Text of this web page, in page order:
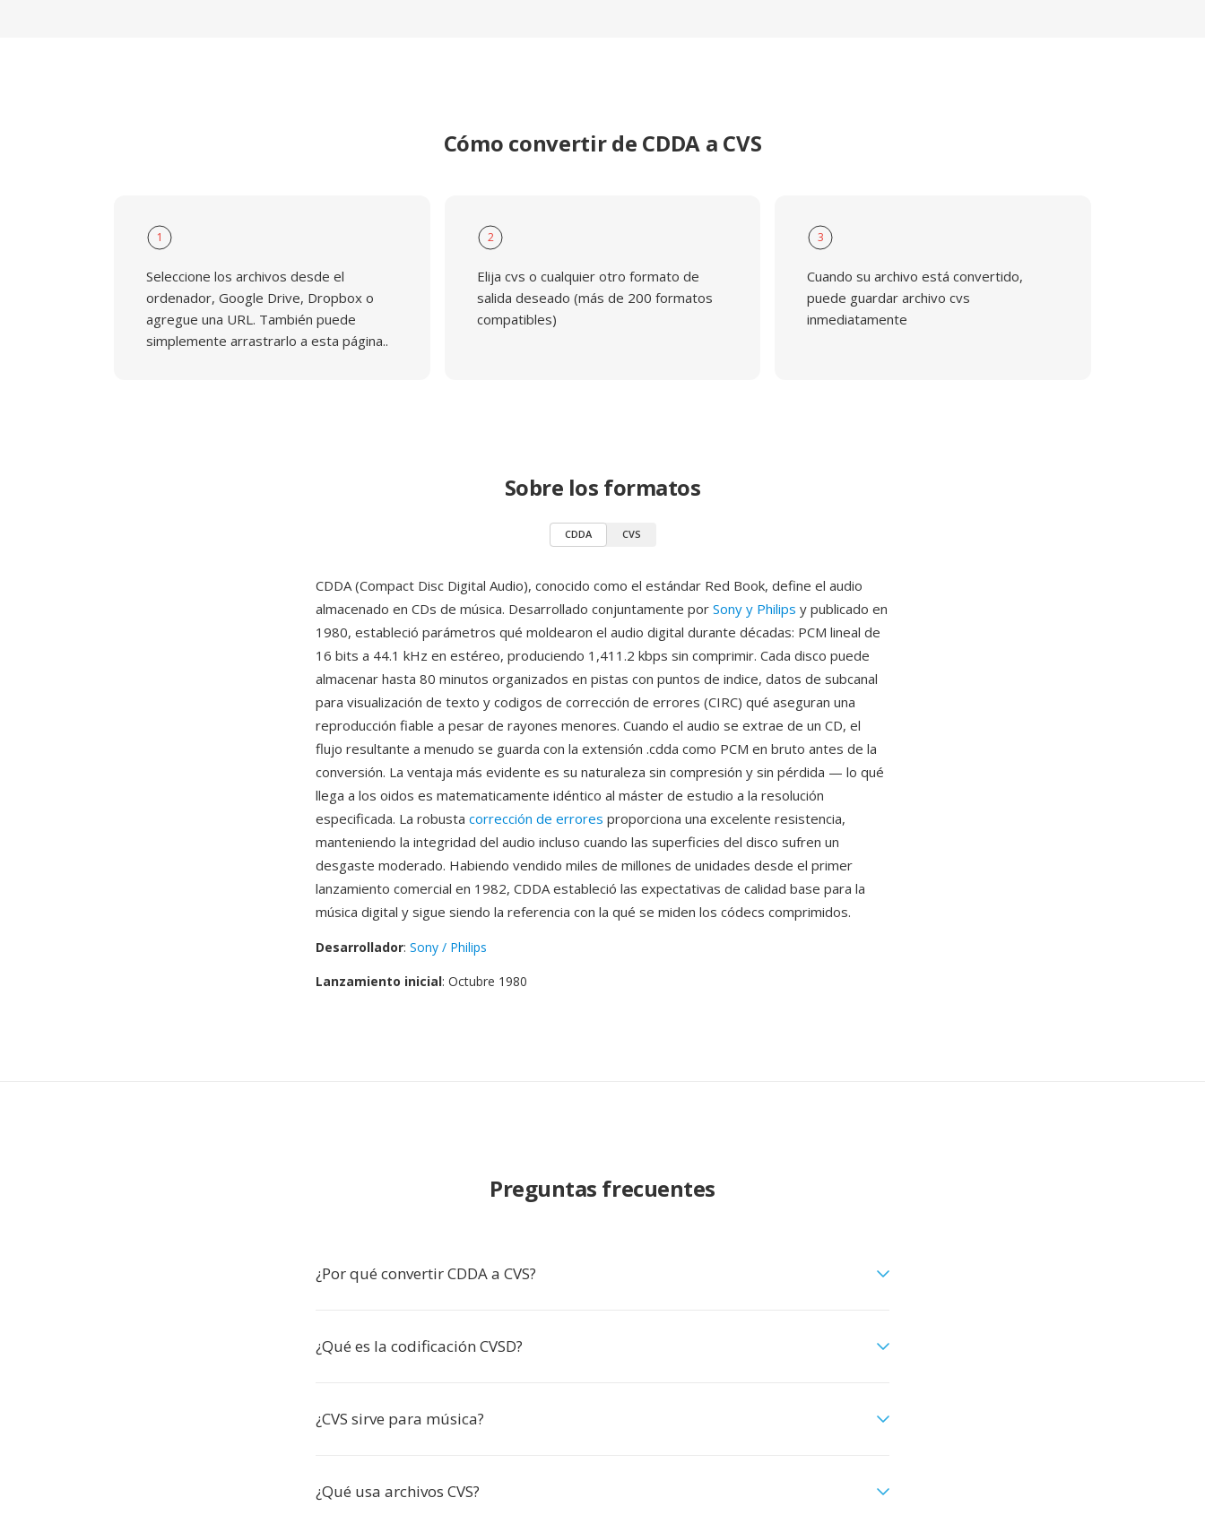
Cómo convertir de CDDA a CVS
1
Seleccione los archivos desde el
ordenador, Google Drive, Dropbox o
agregue una URL. También puede
simplemente arrastrarlo a esta página..
2
Elija cvs o cualquier otro formato de
salida deseado (más de 200 formatos
compatibles)
3
Cuando su archivo está convertido,
puede guardar archivo cvs
inmediatamente
Sobre los formatos
CDDA CVS
CDDA (Compact Disc Digital Audio), conocido como el estándar Red Book, define el audio
almacenado en CDs de música. Desarrollado conjuntamente por Sony y Philips y publicado en
1980, estableció parámetros qué moldearon el audio digital durante décadas: PCM lineal de
16 bits a 44.1 kHz en estéreo, produciendo 1,411.2 kbps sin comprimir. Cada disco puede
almacenar hasta 80 minutos organizados en pistas con puntos de indice, datos de subcanal
para visualización de texto y codigos de corrección de errores (CIRC) qué aseguran una
reproducción fiable a pesar de rayones menores. Cuando el audio se extrae de un CD, el
flujo resultante a menudo se guarda con la extensión .cdda como PCM en bruto antes de la
conversión. La ventaja más evidente es su naturaleza sin compresión y sin pérdida — lo qué
llega a los oidos es matematicamente idéntico al máster de estudio a la resolución
especificada. La robusta corrección de errores proporciona una excelente resistencia,
manteniendo la integridad del audio incluso cuando las superficies del disco sufren un
desgaste moderado. Habiendo vendido miles de millones de unidades desde el primer
lanzamiento comercial en 1982, CDDA estableció las expectativas de calidad base para la
música digital y sigue siendo la referencia con la qué se miden los códecs comprimidos.
Desarrollador: Sony / Philips
Lanzamiento inicial: Octubre 1980
Preguntas frecuentes
¿Por qué convertir CDDA a CVS?
¿Qué es la codificación CVSD?
¿CVS sirve para música?
¿Qué usa archivos CVS?